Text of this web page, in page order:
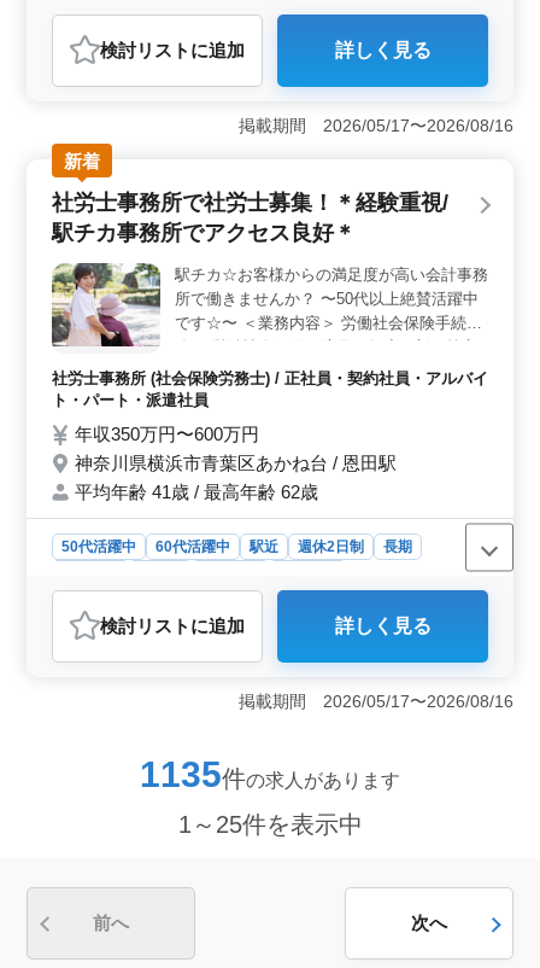
社労士事務所
検討リスト に追加 詳しく見る
掲載期間 2026/05/17〜2026/08/16
新着
社労士事務所で社労士募集！＊経験重視/
駅チカ事務所でアクセス良好＊
駅チカ☆お客様からの満足度が高い会計事務
所で働きませんか？ 〜50代以上絶賛活躍中
です☆〜 ＜業務内容＞ 労働社会保険手続業
基礎届 ・各種助成金などの申請 ・労働者名
簿、賃金台帳の調製 ・就業規則、36協定の
・雇用保険料計算 ・社会保険料計算 ・所得
税計算 ＜特徴＞ ・社会保険完備 ・50代、
60代の採用実績あり 相談しやすい雰囲気づ
くりに努めております！ ぜひ今までの経験
を活かして頂ける方のご応募お待ちしており
ます☆
社労士事務所 (社会保険労務士) / 正社員・契約社員・アルバイ
ト・パート・派遣社員
年収350万円〜600万円
神奈川県横浜市青葉区あかね台 / 恩田駅
平均年齢 41歳 / 最高年齢 62歳
50代活躍中 60代活躍中 駅近 週休2日制
長期
社労士事務所
おすすめポイント
＜働きやすい環境＞ 駅チカで通勤が便利な事務所で
す。業務内容は経験者向けで、労働社会保険や給与計算
など幅広いスキルが活かせます。雰囲気は相談しやす
充実の福利厚生＞ 社会保険完備で安心です。給与は年
収350万円〜600万円程度です。通勤手当は実費支給で社
ら安心してキャリアを築けます。 ＜成長と安定の保
を目指すことのできる環境です。
検討リスト に追加 詳しく見る
掲載期間 2026/05/17〜2026/08/16
1135件の求人があります
1～25件を表示中
前へ 次へ